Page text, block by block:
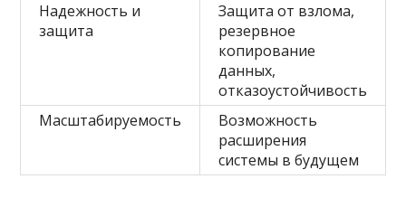
Надежность и
защита
Защита от взлома,
резервное
копирование
данных,
отказоустойчивость
Масштабируемость
Возможность
расширения
системы в будущем